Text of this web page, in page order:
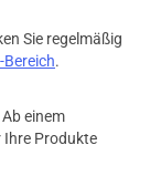
Sie regelmäßig
.
Ab einem
Ihre Produkte